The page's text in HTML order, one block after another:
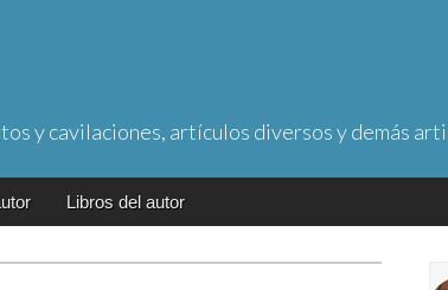
y cavilaciones, artículos diversos y demás
Libros del autor